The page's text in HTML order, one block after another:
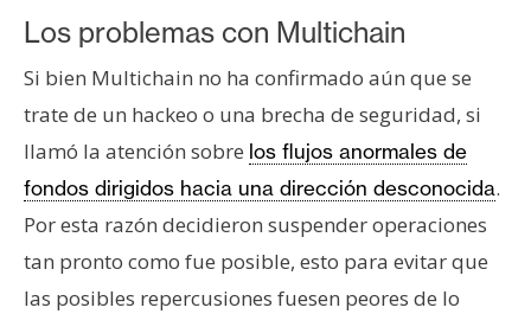
u
i
c
i
d
a
d
Los problemas con Multichain
Si bien Multichain no ha confirmado aún que se
trate de un hackeo o una brecha de seguridad, si
llamó la atención sobre los flujos anormales de
fondos dirigidos hacia una dirección desconocida.
Por esta razón decidieron suspender operaciones
tan pronto como fue posible, esto para evitar que
las posibles repercusiones fuesen peores de lo